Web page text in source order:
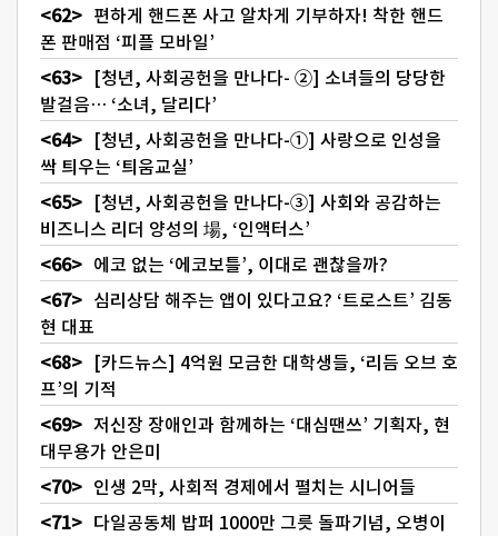
편하게 핸드폰 사고 알차게 기부하자! 착한 핸드
폰 판매점 ‘피플 모바일’
[청년, 사회공헌을 만나다- ②] 소녀들의 당당한
발걸음… ‘소녀, 달리다’
[청년, 사회공헌을 만나다-①] 사랑으로 인성을
싹 틔우는 ‘틔움교실’
[청년, 사회공헌을 만나다-③] 사회와 공감하는
비즈니스 리더 양성의 場, ‘인액터스’
에코 없는 ‘에코보틀’, 이대로 괜찮을까?
심리상담 해주는 앱이 있다고요? ‘트로스트’ 김동
현 대표
[카드뉴스] 4억원 모금한 대학생들, ‘리듬 오브 호
프’의 기적
저신장 장애인과 함께하는 ‘대심땐쓰’ 기획자, 현
대무용가 안은미
인생 2막, 사회적 경제에서 펼치는 시니어들
다일공동체 밥퍼 1000만 그릇 돌파기념, 오병이